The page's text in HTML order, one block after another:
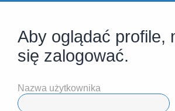
Aby oglądać profile,
się zalogować.
Nazwa użytkownika